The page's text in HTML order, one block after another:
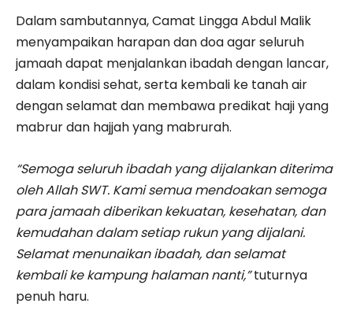
Dalam sambutannya, Camat Lingga Abdul Malik
menyampaikan harapan dan doa agar seluruh
jamaah dapat menjalankan ibadah dengan lancar,
dalam kondisi sehat, serta kembali ke tanah air
dengan selamat dan membawa predikat haji yang
mabrur dan hajjah yang mabrurah.
“Semoga seluruh ibadah yang dijalankan diterima
oleh Allah SWT. Kami semua mendoakan semoga
para jamaah diberikan kekuatan, kesehatan, dan
kemudahan dalam setiap rukun yang dijalani.
Selamat menunaikan ibadah, dan selamat
kembali ke kampung halaman nanti,”tuturnya
penuh haru.